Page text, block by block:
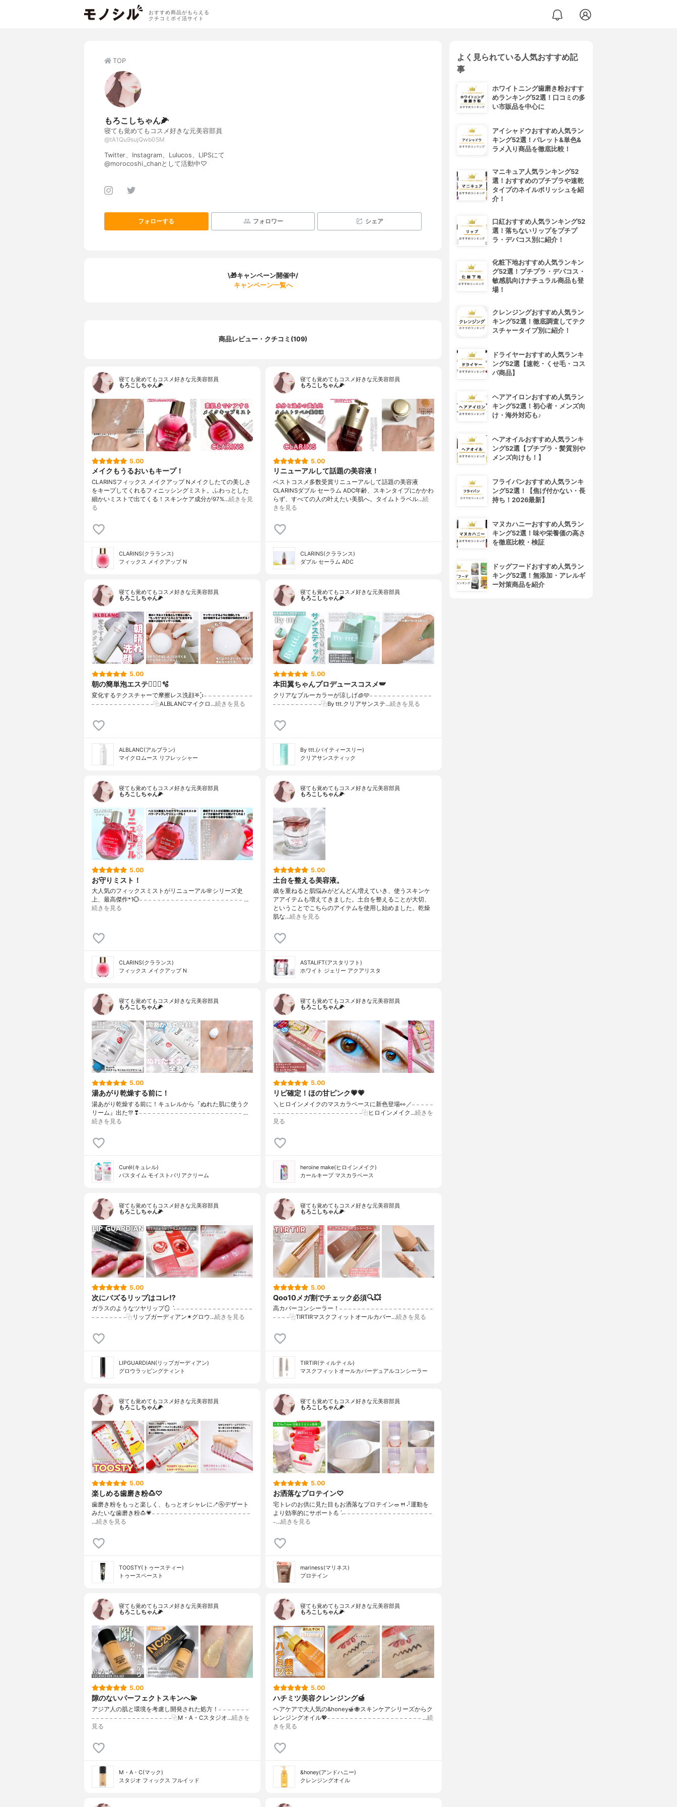
おすすめ商品がもらえる
クチコミポイ活サイト
TOP
もろこしちゃん🌽
寝ても覚めてもコスメ好きな元美容部員
@tA1Qu9sujQwb05M
Twitter、Instagram、Lulucos、LIPSにて
@morocoshi_chanとして活動中♡
フォローする フォロワー シェア
\🎁キャンペーン開催中/
キャンペーン一覧へ
商品レビュー・クチコミ(109)
寝ても覚めてもコスメ好きな元美容部員
もろこしちゃん🌽
5.00
メイクもうるおいもキープ！
CLARINSフィックス メイクアップ Nメイクしたての美しさ
をキープしてくれるフィニッシングミスト。ふわっとした
細かいミストで出てくる！スキンケア成分が97%…続きを見
る
CLARINS(クラランス)
フィックス メイクアップ N
寝ても覚めてもコスメ好きな元美容部員
もろこしちゃん🌽
5.00
リニューアルして話題の美容液！
ベストコスメ多数受賞リニューアルして話題の美容液
CLARINSダブル セーラム ADC年齢、スキンタイプにかかわ
らず、すべての人の叶えたい美肌へ。タイムトラベル…続
きを見る
CLARINS(クラランス)
ダブル セーラム ADC
寝ても覚めてもコスメ好きな元美容部員
もろこしちゃん🌽
5.00
朝の簡単泡エステ🧏🏻‍♀️🫧
変化するテクスチャーで摩擦レス洗顔𖤐⡱𓐄 𓐄 𓐄 𓐄 𓐄 𓐄 𓐄 𓐄 𓐄 𓐄 𓐄
𓐄 𓐄 𓐄 𓐄 𓐄 𓐄 𓐄 𓐄 𓐄 𓐄 𓐄 𓐄 𓐄 𓐄⿻ALBLANCマイクロ…続きを見る
ALBLANC(アルブラン)
マイクロムース リフレッシャー
寝ても覚めてもコスメ好きな元美容部員
もろこしちゃん🌽
5.00
本田翼ちゃんプロデュースコスメ🪽
クリアなブルーカラーが涼しげ🧊🩵𓐄 𓐄 𓐄 𓐄 𓐄 𓐄 𓐄 𓐄 𓐄 𓐄 𓐄 𓐄 𓐄 𓐄
𓐄 𓐄 𓐄 𓐄 𓐄 𓐄 𓐄 𓐄 𓐄 𓐄 𓐄⿻By ttt.クリアサンステ…続きを見る
By ttt.(バイティースリー)
クリアサンスティック
寝ても覚めてもコスメ好きな元美容部員
もろこしちゃん🌽
5.00
お守りミスト！
大人気のフィックスミストがリニューアル🌸シリーズ史
上、最高傑作*1💮𓐄 𓐄 𓐄 𓐄 𓐄 𓐄 𓐄 𓐄 𓐄 𓐄 𓐄 𓐄 𓐄 𓐄 𓐄 𓐄 𓐄 𓐄 𓐄 𓐄 𓐄 𓐄 𓐄 …
続きを見る
CLARINS(クラランス)
フィックス メイクアップ N
寝ても覚めてもコスメ好きな元美容部員
もろこしちゃん🌽
5.00
土台を整える美容液。
歳を重ねると肌悩みがどんどん増えていき、使うスキンケ
アアイテムも増えてきました。土台を整えることが大切、
ということでこちらのアイテムを使用し始めました。乾燥
肌な…続きを見る
ASTALIFT(アスタリフト)
ホワイト ジェリー アクアリスタ
寝ても覚めてもコスメ好きな元美容部員
もろこしちゃん🌽
5.00
湯あがり乾燥する前に！
湯あがり乾燥する前に！キュレルから『ぬれた肌に使うク
リーム』出た🎊❣𓐄 𓐄 𓐄 𓐄 𓐄 𓐄 𓐄 𓐄 𓐄 𓐄 𓐄 𓐄 𓐄 𓐄 𓐄 𓐄 𓐄 𓐄 𓐄 𓐄 𓐄 𓐄 𓐄 …
続きを見る
Curél(キュレル)
バスタイム モイストバリアクリーム
寝ても覚めてもコスメ好きな元美容部員
もろこしちゃん🌽
5.00
リピ確定！ほの甘ピンク💗💗
＼ヒロインメイクのマスカラベースに新色登場👀／𓐄 𓐄 𓐄 𓐄 𓐄
𓐄 𓐄 𓐄 𓐄 𓐄 𓐄 𓐄 𓐄 𓐄 𓐄 𓐄 𓐄 𓐄 𓐄 𓐄 𓐄 𓐄 𓐄 𓐄 𓐄⿻ヒロインメイク…続きを
見る
heroine make(ヒロインメイク)
カールキープ マスカラベース
寝ても覚めてもコスメ好きな元美容部員
もろこしちゃん🌽
5.00
次にバズるリップはコレ⁉️
ガラスのようなツヤリップ🪞 ˊ˗ 𓐄 𓐄 𓐄 𓐄 𓐄 𓐄 𓐄 𓐄 𓐄 𓐄 𓐄 𓐄 𓐄 𓐄 𓐄 𓐄 𓐄
𓐄 𓐄 𓐄 𓐄 𓐄 𓐄 𓐄 𓐄⿻リップガーディアン✶グロウ…続きを見る
LIPGUARDIAN(リップガーディアン)
グロウラッピングティント
寝ても覚めてもコスメ好きな元美容部員
もろこしちゃん🌽
5.00
Qoo10メガ割でチェック必須🔍💥
高カバーコンシーラー！𓐄 𓐄 𓐄 𓐄 𓐄 𓐄 𓐄 𓐄 𓐄 𓐄 𓐄 𓐄 𓐄 𓐄 𓐄 𓐄 𓐄 𓐄 𓐄 𓐄 𓐄
𓐄 𓐄 𓐄 𓐄⿻TIRTIRマスクフィットオールカバー…続きを見る
TIRTIR(ティルティル)
マスクフィットオールカバーデュアルコンシーラー
寝ても覚めてもコスメ好きな元美容部員
もろこしちゃん🌽
5.00
楽しめる歯磨き粉🍮♡
歯磨き粉をもっと楽しく、もっとオシャレに🪥🚰デザート
みたいな歯磨き粉🍮💗𓐄 𓐄 𓐄 𓐄 𓐄 𓐄 𓐄 𓐄 𓐄 𓐄 𓐄 𓐄 𓐄 𓐄 𓐄 𓐄 𓐄 𓐄 𓐄 𓐄 𓐄 𓐄
…続きを見る
TOOSTY(トゥースティー)
トゥースペースト
寝ても覚めてもコスメ好きな元美容部員
もろこしちゃん🌽
5.00
お洒落なプロテイン♡
宅トレのお供に見た目もお洒落なプロテイン🥗🍴⠜運動を
より効率的にサポート💪ˊ˗𓐄 𓐄 𓐄 𓐄 𓐄 𓐄 𓐄 𓐄 𓐄 𓐄 𓐄 𓐄 𓐄 𓐄 𓐄 𓐄 𓐄 𓐄 𓐄 𓐄
𓐄…続きを見る
mariness(マリネス)
プロテイン
寝ても覚めてもコスメ好きな元美容部員
もろこしちゃん🌽
5.00
隙のないパーフェクトスキンへ💫
アジア人の肌と環境を考慮し開発された処方！𓐄 𓐄 𓐄 𓐄 𓐄 𓐄 𓐄
𓐄 𓐄 𓐄 𓐄 𓐄 𓐄 𓐄 𓐄 𓐄 𓐄 𓐄 𓐄 𓐄 𓐄 𓐄 𓐄 𓐄 𓐄⿻M・A・Cスタジオ…続きを
見る
M・A・C(マック)
スタジオ フィックス フルイッド
寝ても覚めてもコスメ好きな元美容部員
もろこしちゃん🌽
5.00
ハチミツ美容クレンジング🍯
ヘアケアで大人気の&honey🍯🐝スキンケアシリーズからク
レンジングオイル💖𓐄 𓐄 𓐄 𓐄 𓐄 𓐄 𓐄 𓐄 𓐄 𓐄 𓐄 𓐄 𓐄 𓐄 𓐄 𓐄 𓐄 𓐄 𓐄 𓐄 𓐄 …続
きを見る
&honey(アンドハニー)
クレンジングオイル
よく見られている人気おすすめ記
事
ホワイトニング歯磨き粉おすす
めランキング52選！口コミの多
い市販品を中心に
アイシャドウおすすめ人気ラン
キング52選！パレット&単色&
ラメ入り商品を徹底比較！
マニキュア人気ランキング52
選！おすすめのプチプラや速乾
タイプのネイルポリッシュを紹
介！
口紅おすすめ人気ランキング52
選！落ちないリップをプチプ
ラ・デパコス別に紹介！
化粧下地おすすめ人気ランキン
グ52選！プチプラ・デパコス・
敏感肌向けナチュラル商品も登
場！
クレンジングおすすめ人気ラン
キング52選！徹底調査してテク
スチャータイプ別に紹介！
ドライヤーおすすめ人気ランキ
ング52選【速乾・くせ毛・コス
パ商品】
ヘアアイロンおすすめ人気ラン
キング52選！初心者・メンズ向
け・海外対応も♪
ヘアオイルおすすめ人気ランキ
ング52選【プチプラ・髪質別や
メンズ向けも！】
フライパンおすすめ人気ランキ
ング52選！【焦げ付かない・長
持ち！2026最新】
マヌカハニーおすすめ人気ラン
キング52選！味や栄養価の高さ
を徹底比較・検証
ドッグフードおすすめ人気ラン
キング52選！無添加・アレルギ
ー対策商品を紹介